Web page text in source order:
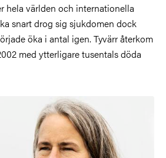
hela världen och internationella
snart drog sig sjukdomen dock
öka i antal igen. Tyvärr återkom
med ytterligare tusentals döda